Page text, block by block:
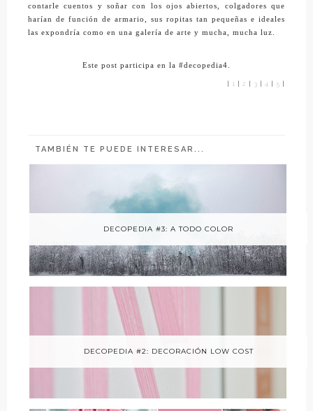
contarle cuentos y soñar con los ojos abiertos, colgadores que
harían de función de armario, sus ropitas tan pequeñas e ideales
las expondría como en una galería de arte y mucha, mucha luz.
Este post participa en la #decopedia4.
1 2 3 4 5
TAMBIÉN TE PUEDE INTERESAR...
DECOPEDIA #3: A TODO COLOR
DECOPEDIA #2: DECORACIÓN LOW COST